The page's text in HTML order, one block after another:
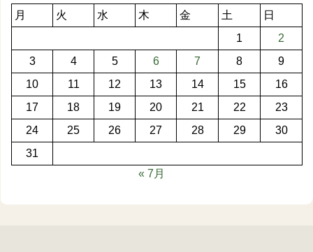
月 火 水 木 金 土
日
1
2
3
4 5 6 7 8
9
10
11 12 13 14 15
16
17
18 19 20 21 22
23
24
25 26 27 28 29
30
31
« 7月